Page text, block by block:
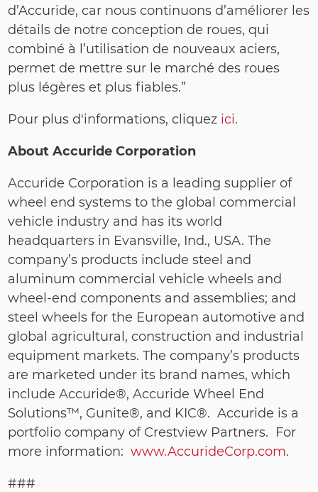
d’Accuride, car nous continuons d’améliorer les
détails de notre conception de roues, qui
combiné à l’utilisation de nouveaux aciers,
permet de mettre sur le marché des roues
plus légères et plus fiables.”
Pour plus d'informations, cliquez ici.
About Accuride Corporation
Accuride Corporation is a leading supplier of
wheel end systems to the global commercial
vehicle industry and has its world
headquarters in Evansville, Ind., USA. The
company’s products include steel and
aluminum commercial vehicle wheels and
wheel-end components and assemblies; and
steel wheels for the European automotive and
global agricultural, construction and industrial
equipment markets. The company’s products
are marketed under its brand names, which
include Accuride®, Accuride Wheel End
Solutions™, Gunite®, and KIC®. Accuride is a
portfolio company of Crestview Partners. For
more information:www.AccurideCorp.com.
###